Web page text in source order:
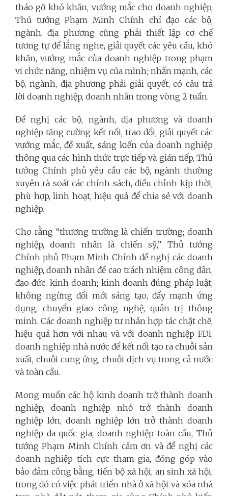
tháo gỡ khó khăn, vướng mắc cho doanh nghiệp,
Thủ tướng Phạm Minh Chính chỉ đạo các bộ,
ngành, địa phương cũng phải thiết lập cơ chế
tương tự để lắng nghe, giải quyết các yêu cầu, khó
khăn, vướng mắc của doanh nghiệp trong phạm
vi chức năng, nhiệm vụ của mình; nhấn mạnh, các
bộ, ngành, địa phương phải giải quyết, có câu trả
lời doanh nghiệp, doanh nhân trong vòng 2 tuần.
Đề nghị các bộ, ngành, địa phương và doanh
nghiệp tăng cường kết nối, trao đổi, giải quyết các
vướng mắc, đề xuất, sáng kiến của doanh nghiệp
thông qua các hình thức trực tiếp và gián tiếp, Thủ
tướng Chính phủ yêu cầu các bộ, ngành thường
xuyên rà soát các chính sách, điều chỉnh kịp thời,
phù hợp, linh hoạt, hiệu quả để chia sẻ với doanh
nghiệp.
Cho rằng “thương trường là chiến trường; doanh
nghiệp, doanh nhân là chiến sỹ,” Thủ tướng
Chính phủ Phạm Minh Chính đề nghị các doanh
nghiệp, doanh nhân đề cao trách nhiệm công dân,
đạo đức, kinh doanh; kinh doanh đúng pháp luật;
không ngừng đổi mới sáng tạo, đẩy mạnh ứng
dụng, chuyển giao công nghệ, quản trị thông
minh. Các doanh nghiệp tư nhân hợp tác chặt chẽ,
hiệu quả hơn với nhau và với doanh nghiệp FDI,
doanh nghiệp nhà nước để kết nối tạo ra chuỗi sản
xuất, chuỗi cung ứng, chuỗi dịch vụ trong cả nước
và toàn cầu.
Mong muốn các hộ kinh doanh trở thành doanh
nghiệp, doanh nghiệp nhỏ trở thành doanh
nghiệp lớn, doanh nghiệp lớn trở thành doanh
nghiệp đa quốc gia, doanh nghiệp toàn cầu, Thủ
tướng Phạm Minh Chính cảm ơn và đề nghị các
doanh nghiệp tích cực tham gia, đóng góp vào
bảo đảm công bằng, tiến bộ xã hội, an sinh xã hội,
trong đó có việc phát triển nhà ở xã hội và xóa nhà